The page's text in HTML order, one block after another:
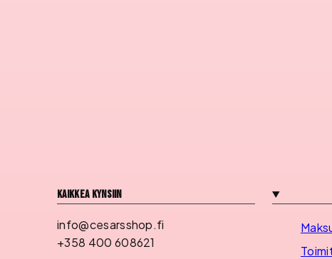
Kaikkea kynsiin
info@cesarsshop.fi
+358 400 608621